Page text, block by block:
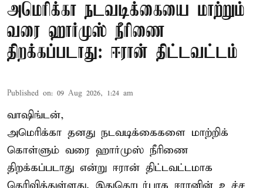
அமெரிக்கா நடவடிக்கையை மாற்றும்
வரை ஹார்முஸ் நீரிணை
திறக்கப்படாது: ஈரான் திட்டவட்டம்
Published on: 09 Aug 2026, 1:24 am
வாஷிங்டன்,
அமெரிக்கா தனது நடவடிக்கைகளை மாற்றிக்
கொள்ளும் வரை ஹார்முஸ் நீரிணை
திறக்கப்படாது என்று ஈரான் திட்டவட்டமாக